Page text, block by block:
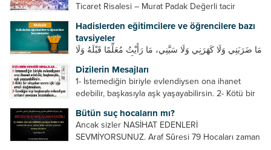
Ticaret Risalesi – Murat Padak Değerli tacir
ticaret yapmaktır. Peygamber efendimiz de ticaret
yapmıştır. Hz. Hatice...
Hadislerden eğitimcilere ve öğrencilere bazı
tavsiyeler
مَا ضَرَبَنِي وَلَا كَهَرَنِي وَلَا سَبَّنِي، مَا رَأَيْتُ مُعَلِّمًا قَبْلَهُ وَلَا
ve sellem beni dövmedi, azarlamadı ve bana
sövmedi. Ben ne ondan önce...
Dizilerin Mesajları
1- İstemediğin biriyle evlendiysen ona ihanet
edebilir, başkasıyla aşk yaşayabilirsin. 2- Kötü bir
Sevdiğin kişi başkasıyla evlendiyse onların
yuvasını bozmalısın. 4- Hiçbir dizide...
Bütün suç hocaların mı?
Ancak sizler NASİHAT EDENLERİ
SEVMİYORSUNUZ. Araf Sûresi 79 Hocaları zaman